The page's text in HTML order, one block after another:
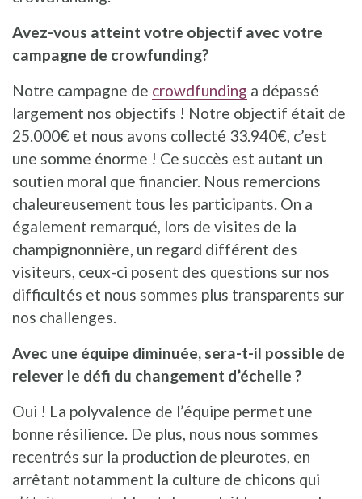
Avez-vous atteint votre objectif avec votre
campagne de crowfunding?
Notre campagne de crowdfunding a dépassé
largement nos objectifs ! Notre objectif était de
25.000€ et nous avons collecté 33.940€, c’est
une somme énorme ! Ce succès est autant un
soutien moral que financier. Nous remercions
chaleureusement tous les participants. On a
également remarqué, lors de visites de la
champignonnière, un regard différent des
visiteurs, ceux-ci posent des questions sur nos
difficultés et nous sommes plus transparents sur
nos challenges.
Avec une équipe diminuée, sera-t-il possible de
relever le défi du changement d’échelle ?
Oui ! La polyvalence de l’équipe permet une
bonne résilience. De plus, nous nous sommes
recentrés sur la production de pleurotes, en
arrêtant notamment la culture de chicons qui